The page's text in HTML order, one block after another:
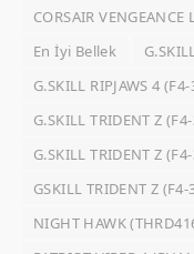
CORSAIR
En İyi Bellek
G.SKILL RIPJAWS 4
G.SKILL TRIDENT Z
G.SKILL TRIDENT Z
GSKILL TRIDENT Z
NIGHT HAWK